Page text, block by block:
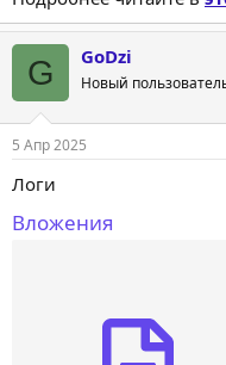
G GoDzi
Новый
5 Апр 2025
Логи
Вложения